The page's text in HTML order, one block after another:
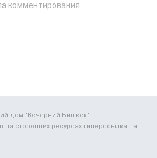
комментирования
дом "Вечерний Бишкек"
сторонних ресурсах гиперссылка на